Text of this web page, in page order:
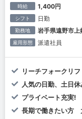
時給 1,400円
シフト 日勤
勤務地 岩手県遠野市
雇用形態 派遣社員
リーチフォークリ
人気の日勤、土日
プライベート充実!
長期で働きたい方